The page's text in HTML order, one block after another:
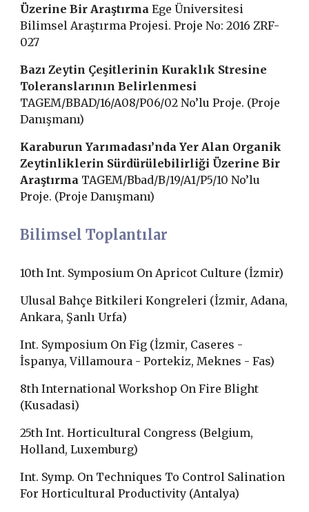
Üzerine Bir Araştırma Ege Üniversitesi
Bilimsel Araştırma Projesi. Proje No: 2016 ZRF-
027
Bazı Zeytin Çeşitlerinin Kuraklık Stresine
Toleranslarının Belirlenmesi
TAGEM/BBAD/16/A08/P06/02 No’lu Proje. (Proje
Danışmanı)
Karaburun Yarımadası’nda Yer Alan Organik
Zeytinliklerin Sürdürülebilirliği Üzerine Bir
Araştırma TAGEM/Bbad/B/19/A1/P5/10 No’lu
Proje. (Proje Danışmanı)
Bilimsel Toplantılar
10th Int. Symposium On Apricot Culture (İzmir)
Ulusal Bahçe Bitkileri Kongreleri (İzmir, Adana,
Ankara, Şanlı Urfa)
Int. Symposium On Fig (İzmir, Caseres -
İspanya, Villamoura - Portekiz, Meknes - Fas)
8th International Workshop On Fire Blight
(Kusadasi)
25th Int. Horticultural Congress (Belgium,
Holland, Luxemburg)
Int. Symp. On Techniques To Control Salination
For Horticultural Productivity (Antalya)